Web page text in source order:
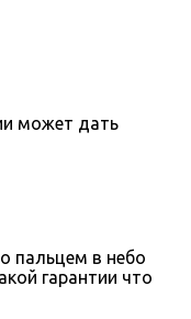
может дать
пальцем в небо
гарантии что